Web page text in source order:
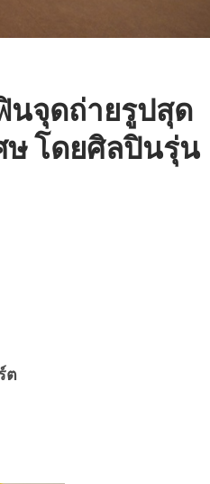
นจุดถ่ายรูปสุด
ษ โดยศิลปินรุ่น
ต